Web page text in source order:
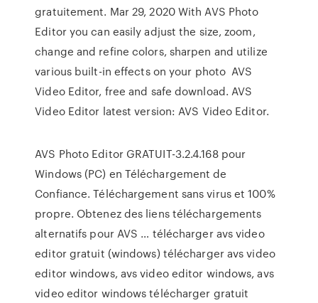
gratuitement. Mar 29, 2020 With AVS Photo
Editor you can easily adjust the size, zoom,
change and refine colors, sharpen and utilize
various built-in effects on your photo AVS
Video Editor, free and safe download. AVS
Video Editor latest version: AVS Video Editor.
AVS Photo Editor GRATUIT-3.2.4.168 pour
Windows (PC) en Téléchargement de
Confiance. Téléchargement sans virus et 100%
propre. Obtenez des liens téléchargements
alternatifs pour AVS … télécharger avs video
editor gratuit (windows) télécharger avs video
editor windows, avs video editor windows, avs
video editor windows télécharger gratuit